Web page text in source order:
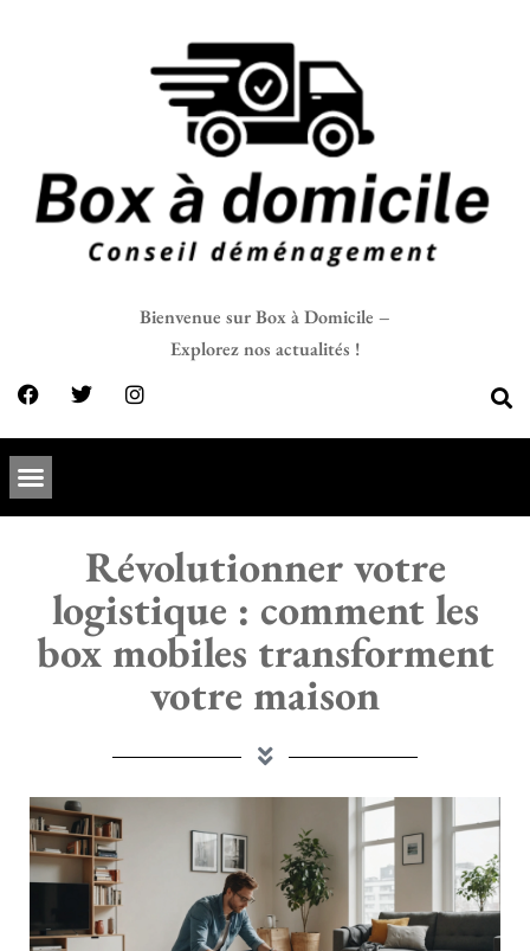
Bienvenue sur Box à Domicile –
Explorez nos actualités !
Révolutionner votre
logistique : comment les
box mobiles transforment
votre maison